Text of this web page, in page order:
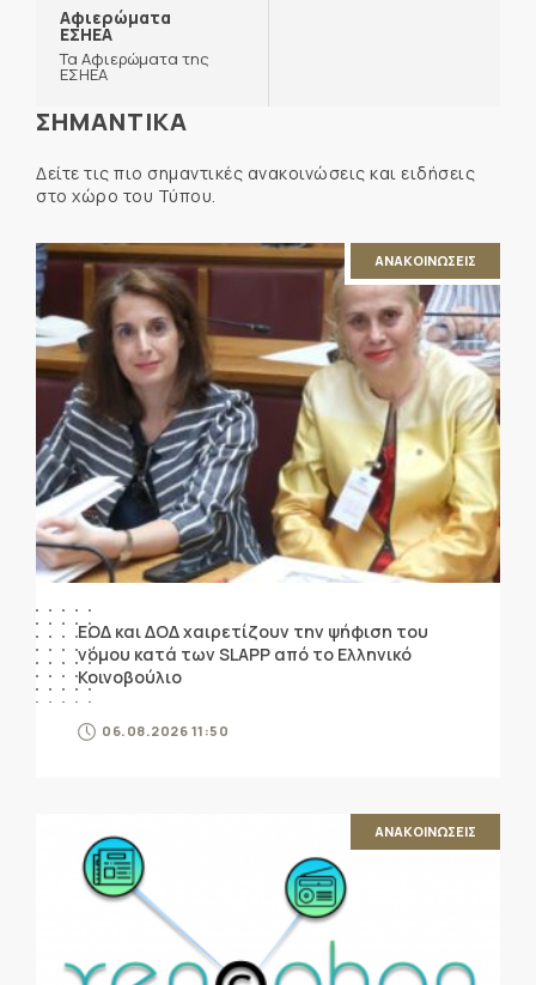
Αφιερώματα
ΕΣΗΕΑ
Τα Αφιερώματα της
ΕΣΗΕΑ
ΣΗΜΑΝΤΙΚΑ
Δείτε τις πιο σημαντικές ανακοινώσεις και ειδήσεις
στο χώρο του Τύπου.
ΑΝΑΚΟΙΝΩΣΕΙΣ
ΕΟΔ και ΔΟΔ χαιρετίζουν την ψήφιση του
νόμου κατά των SLAPP από το Ελληνικό
Κοινοβούλιο
06.08.2026 11:50
ΑΝΑΚΟΙΝΩΣΕΙΣ